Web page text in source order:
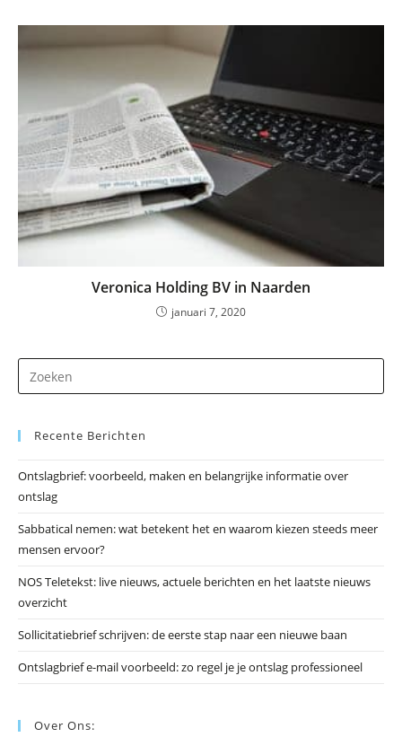
Veronica Holding BV in Naarden
januari 7, 2020
op
Recente Berichten
Ontslagbrief: voorbeeld, maken en belangrijke informatie over
ontslag
Sabbatical nemen: wat betekent het en waarom kiezen steeds meer
mensen ervoor?
NOS Teletekst: live nieuws, actuele berichten en het laatste nieuws
overzicht
Sollicitatiebrief schrijven: de eerste stap naar een nieuwe baan
Ontslagbrief e-mail voorbeeld: zo regel je je ontslag professioneel
Over Ons: